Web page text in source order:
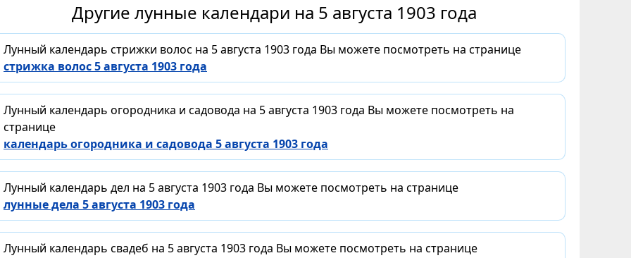
Другие лунные календари на 5 августа 1903 года
Лунный календарь стрижки волос на 5 августа 1903 года Вы можете посмотреть на странице
стрижка волос 5 августа 1903 года
Лунный календарь огородника и садовода на 5 августа 1903 года Вы можете посмотреть на
странице
календарь огородника и садовода 5 августа 1903 года
Лунный календарь дел на 5 августа 1903 года Вы можете посмотреть на странице
лунные дела 5 августа 1903 года
Лунный календарь свадеб на 5 августа 1903 года Вы можете посмотреть на странице